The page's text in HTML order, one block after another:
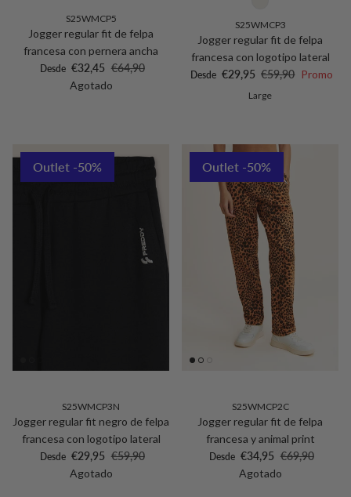
S25WMCP5
Jogger regular fit de felpa
francesa con pernera ancha
Precio de venta
Desde €32,45 Precio normal
€64,90
Agotado
S25WMCP3
Jogger regular fit de felpa
francesa con logotipo lateral
Precio de venta
Desde €29,95 Precio normal
€59,90 Promo
Large
Outlet -50%
S25WMCP3N
Jogger regular fit negro de felpa
francesa con logotipo lateral
Precio de venta
Desde €29,95 Precio normal
€59,90
Agotado
Outlet -50%
S25WMCP2C
Jogger regular fit de felpa
francesa y animal print
Precio de venta
Desde €34,95 Precio normal
€69,90
Agotado